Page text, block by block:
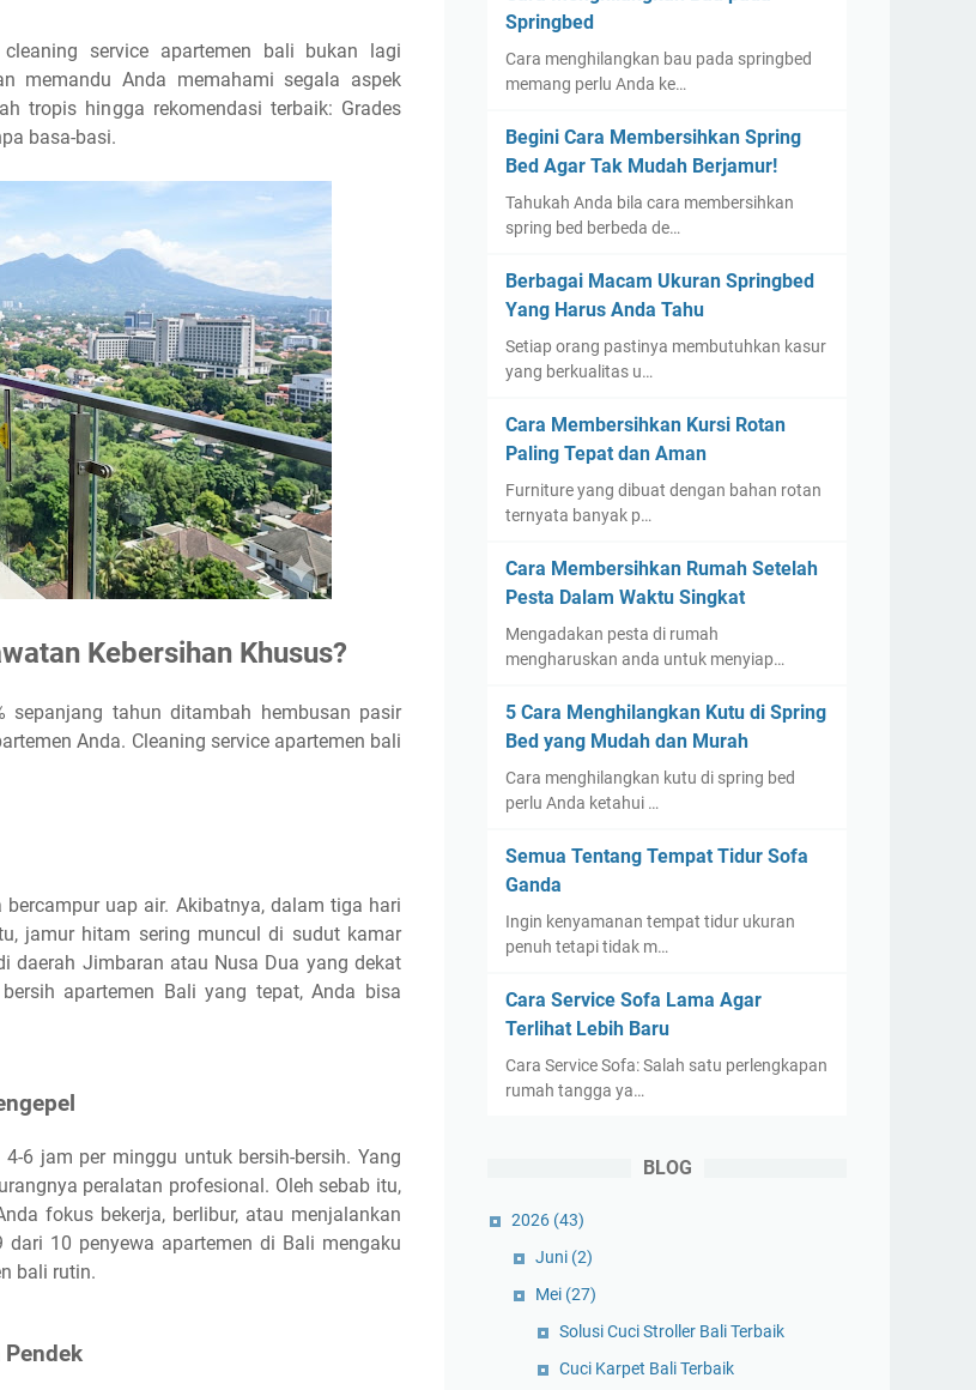
service apartemen bali bukan lagi
memandu Anda memahami segala aspek
tropis hingga rekomendasi terbaik: Grades
basa-basi.
Kebersihan Khusus?
sepanjang tahun ditambah hembusan pasir
Anda. Cleaning service apartemen bali
uap air. Akibatnya, dalam tiga hari
jamur hitam sering muncul di sudut kamar
daerah Jimbaran atau Nusa Dua yang dekat
apartemen Bali yang tepat, Anda bisa
6 jam per minggu untuk bersih-bersih. Yang
peralatan profesional. Oleh sebab itu,
fokus bekerja, berlibur, atau menjalankan
10 penyewa apartemen di Bali mengaku
bali rutin.
Springbed
Cara menghilangkan bau pada springbed
memang perlu Anda ke…
Begini Cara Membersihkan Spring
Bed Agar Tak Mudah Berjamur!
Tahukah Anda bila cara membersihkan
spring bed berbeda de…
Berbagai Macam Ukuran Springbed
Yang Harus Anda Tahu
Setiap orang pastinya membutuhkan kasur
yang berkualitas u…
Cara Membersihkan Kursi Rotan
Paling Tepat dan Aman
Furniture yang dibuat dengan bahan rotan
ternyata banyak p…
Cara Membersihkan Rumah Setelah
Pesta Dalam Waktu Singkat
Mengadakan pesta di rumah
mengharuskan anda untuk menyiap…
5 Cara Menghilangkan Kutu di Spring
Bed yang Mudah dan Murah
Cara menghilangkan kutu di spring bed
perlu Anda ketahui …
Semua Tentang Tempat Tidur Sofa
Ganda
Ingin kenyamanan tempat tidur ukuran
penuh tetapi tidak m…
Cara Service Sofa Lama Agar
Terlihat Lebih Baru
Cara Service Sofa: Salah satu perlengkapan
rumah tangga ya…
BLOG
2026 (43)
Juni (2)
Mei (27)
Solusi Cuci Stroller Bali Terbaik
Cuci Karpet Bali Terbaik